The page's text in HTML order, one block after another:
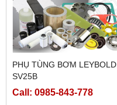
PHỤ TÙNG BƠM LEYBOLD
SV25B
Call: 0985-843-778